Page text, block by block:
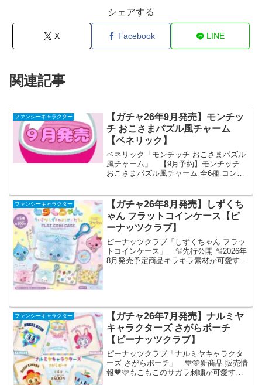
シェアする
X Facebook LINE
関連記事
ファンシーキャラクター
【ガチャ26年9月発売】モンチッ
チ おこさまパズル風チャーム
【ベネリック】
ベネリック「モンチッチ おこさまパズル
風チャーム」 【9月予約】モンチッチ
おこさまパズル風チャーム 全6種 コンプ
全国のカプセルトイ売り場から発売され
ます。 パズ...
ファンシーキャラクター
【ガチャ26年8月発売】しずくち
ゃん フラットコインケース【ピ
ーナッツクラブ】
ピーナッツクラブ「しずくちゃん フラッ
トコインケース」 🫧先行公開 🫧2026年
8月発売予定商品キラキラ素材が可愛すぎ
ファンシーキャラクター
【ガチャ26年7月発売】ナルミヤ
キャラクターズ さがらポーチ
【ピーナッツクラブ】
ピーナッツクラブ「ナルミヤキャラクタ
ーズ さがらポーチ」 💙🩷新商品 販売情
報🧡🩵もこもこのサガラ刺繍が可愛すぎ